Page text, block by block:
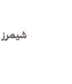
شيمرز